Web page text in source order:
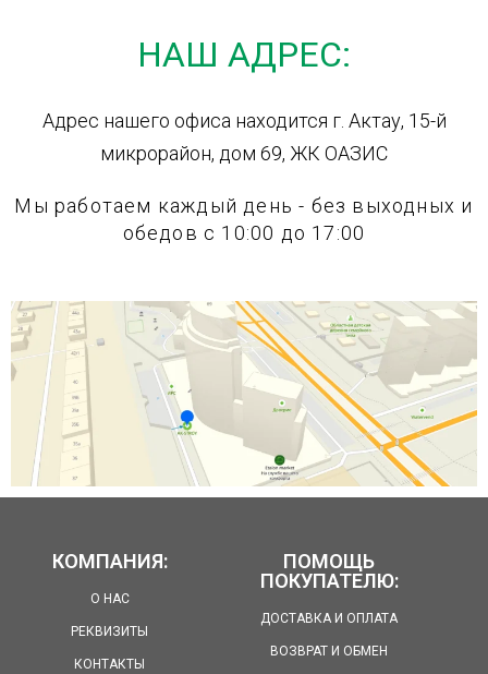
НАШ АДРЕС:
Адрес нашего офиса находится г. Актау, 15-й
микрорайон, дом 69, ЖК ОАЗИС
Мы работаем каждый день - без выходных и
обедов с 10:00 до 17:00
КОМПАНИЯ:
О НАС
РЕКВИЗИТЫ
КОНТАКТЫ
ПОМОЩЬ
ПОКУПАТЕЛЮ:
ДОСТАВКА И ОПЛАТА
ВОЗВРАТ И ОБМЕН